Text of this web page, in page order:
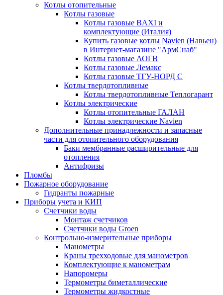
Котлы отопительные
Котлы газовые
Котлы газовые BAXI и
комплектующие (Италия)
Купить газовые котлы Navien (Навьен)
в Интернет-магазине "АрмСнаб"
Котлы газовые АОГВ
Котлы газовые Лемакс
Котлы газовые ТГУ-НОРД С
Котлы твердотопливные
Котлы твердотопливные Теплогарант
Котлы электрические
Котлы отопительные ГАЛАН
Котлы электрические Navien
Дополнительные принадлежности и запасные
части для отопительного оборудования
Баки мембранные расширительные для
отопления
Антифризы
Пломбы
Пожарное оборудование
Гидранты пожарные
Приборы учета и КИП
Счетчики воды
Монтаж счетчиков
Счетчики воды Groen
Контрольно-измерительные приборы
Манометры
Краны трехходовые для манометров
Комплектующие к манометрам
Напоромеры
Термометры биметаллические
Термометры жидкостные